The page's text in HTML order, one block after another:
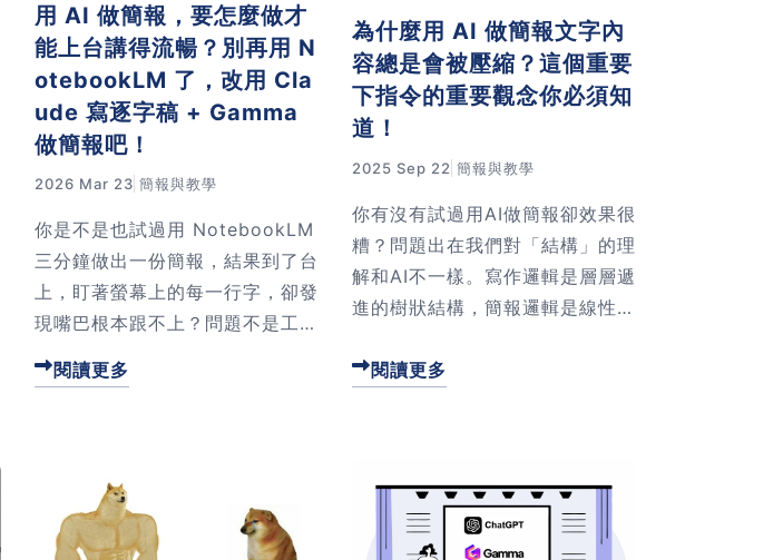
用 AI 做簡報，要怎麼做才
能上台講得流暢？別再用 N
otebookLM 了，改用 Cla
ude 寫逐字稿 + Gamma
做簡報吧！
2026 Mar 23 簡報與教學
你是不是也試過用 NotebookLM
三分鐘做出一份簡報，結果到了台
上，盯著螢幕上的每一行字，卻發
現嘴巴根本跟不上？問題不是工
具，是你搞錯了順序。先做簡報、
再想要講什麼，做出來的內容永遠
流程：先讓 Claude 寫完整逐字
稿，花 20 分鐘編輯成自己的話，
再把稿子丟進 Gamma 生成投影
閱讀更多
為什麼用 AI 做簡報文字內
容總是會被壓縮？這個重要
下指令的重要觀念你必須知
道！
2025 Sep 22 簡報與教學
你有沒有試過用AI做簡報卻效果很
糟？問題出在我們對「結構」的理
解和AI不一樣。寫作邏輯是層層遞
進的樹狀結構，簡報邏輯是線性平
H1、H2、H3標好層級，AI就該
握這個轉換技巧，你就能讓AI真正
理解你的意圖了！
閱讀更多